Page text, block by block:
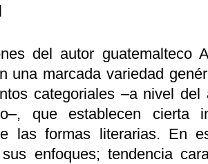
del autor guatemalteco
una marcada variedad
categoriales –a nivel
que establecen cierta
las formas literarias. En
enfoques; tendencia